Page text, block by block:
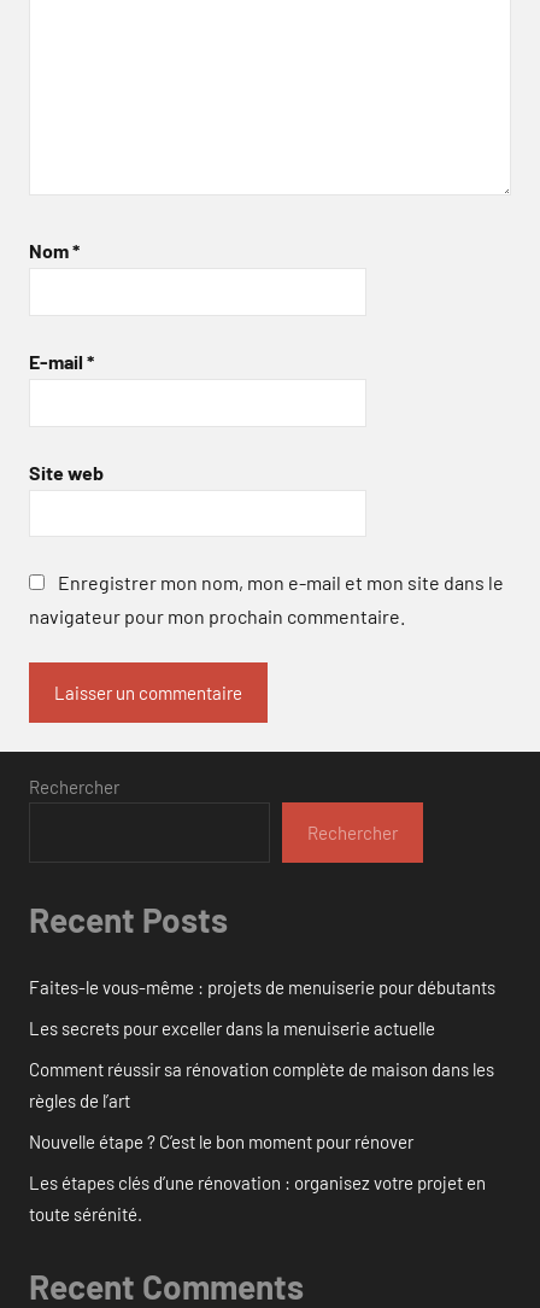
Nom*
E-mail *
Site web
Enregistrer mon nom, mon e-mail et mon site dans le
navigateur pour mon prochain commentaire.
Rechercher
Rechercher
Recent Posts
Faites-le vous-même : projets de menuiserie pour débutants
Les secrets pour exceller dans la menuiserie actuelle
Comment réussir sa rénovation complète de maison dans les
règles de l’art
Nouvelle étape ? C’est le bon moment pour rénover
Les étapes clés d’une rénovation : organisez votre projet en
toute sérénité.
Recent Comments